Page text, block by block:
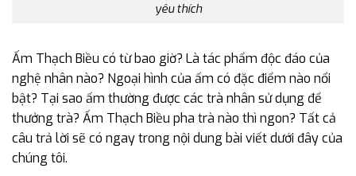
yêu thích
Ấm Thạch Biều có từ bao giờ? Là tác phẩm độc đáo của
nghệ nhân nào? Ngoại hình của ấm có đặc điểm nào nổi
bật? Tại sao ấm thường được các trà nhân sử dụng để
thưởng trà? Ấm Thạch Biều pha trà nào thì ngon? Tất cả
câu trả lời sẽ có ngay trong nội dung bài viết dưới đây của
chúng tôi.